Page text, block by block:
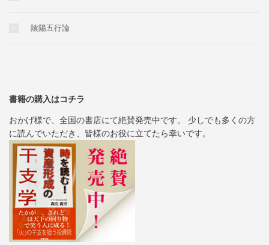
陰陽五行論
書籍の購入はコチラ
おかげ様で、全国の書店にて絶賛発売中です。 少しでも多くの方
に読んでいただき、皆様のお役に立てたら幸いです。